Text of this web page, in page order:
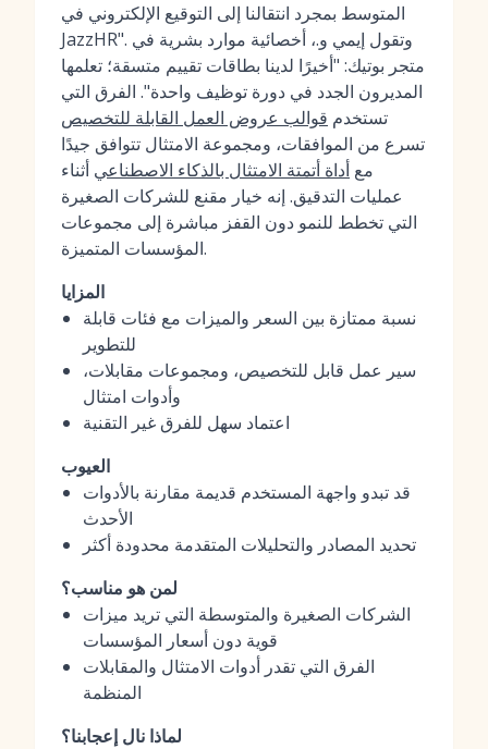
المتوسط بمجرد انتقالنا إلى التوقيع الإلكتروني في
JazzHR". وتقول إيمي و.، أخصائية موارد بشرية في
متجر بوتيك: "أخيرًا لدينا بطاقات تقييم متسقة؛ تعلمها
المديرون الجدد في دورة توظيف واحدة". الفرق التي
تستخدم قوالب عروض العمل القابلة للتخصيص
تسرع من الموافقات، ومجموعة الامتثال تتوافق جيدًا
مع أداة أتمتة الامتثال بالذكاء الاصطناعي أثناء
عمليات التدقيق. إنه خيار مقنع للشركات الصغيرة
التي تخطط للنمو دون القفز مباشرة إلى مجموعات
المؤسسات المتميزة.
المزايا
نسبة ممتازة بين السعر والميزات مع فئات قابلة
للتطوير
سير عمل قابل للتخصيص، ومجموعات مقابلات،
وأدوات امتثال
اعتماد سهل للفرق غير التقنية
العيوب
قد تبدو واجهة المستخدم قديمة مقارنة بالأدوات
الأحدث
تحديد المصادر والتحليلات المتقدمة محدودة أكثر
لمن هو مناسب؟
الشركات الصغيرة والمتوسطة التي تريد ميزات
قوية دون أسعار المؤسسات
الفرق التي تقدر أدوات الامتثال والمقابلات
المنظمة
لماذا نال إعجابنا؟